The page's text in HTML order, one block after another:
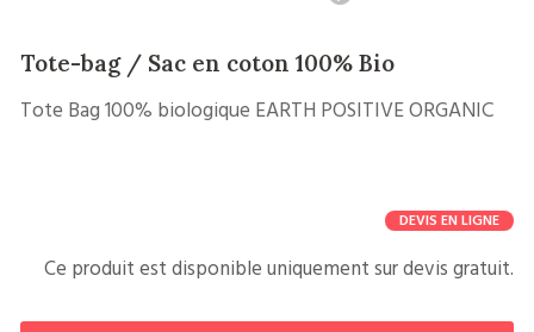
Tote-bag / Sac en coton 100% Bio
Tote Bag 100% biologique EARTH POSITIVE ORGANIC
DEVIS EN LIGNE
Ce produit est disponible uniquement sur devis gratuit.